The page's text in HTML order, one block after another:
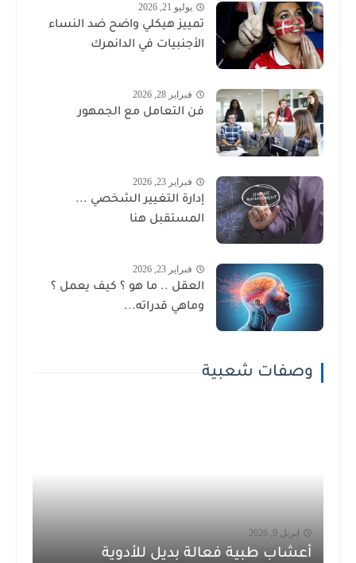
يوليو 21, 2026
تمييز هيكلي واضح ضد النساء
الأجنبيات في الدانمرك
فبراير 28, 2026
فن التعامل مع الجمهور
فبراير 23, 2026
إدارة التغيير الشخصي ...
المستقبل هنا
فبراير 23, 2026
العقل .. ما هو ؟ كيف يعمل ؟
وماهي قدراته...
وصفات شعبية
إبريل 9, 2026
أعشاب طبية فعالة بديل للأدوية